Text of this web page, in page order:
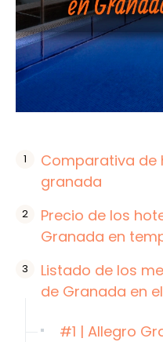
Comparativa de
granada
Precio de los
Granada en
Listado de los
de Granada en
#1 | Allegro